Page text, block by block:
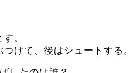
。
けて、後はシュートする。